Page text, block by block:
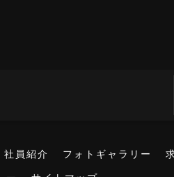
社員紹介 フォトギャラリー